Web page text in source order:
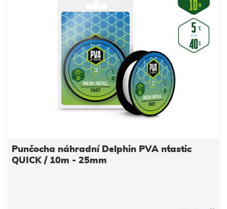
Punčocha náhradní Delphin PVA n´tastic
QUICK / 10m - 25mm